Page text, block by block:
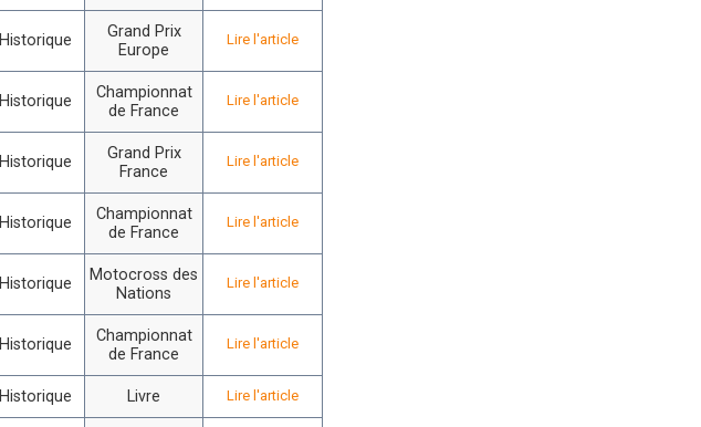
Historique
Grand Prix
Europe
Lire l'article
Historique
Championnat
de France
Lire l'article
Historique
Grand Prix
France
Lire l'article
Historique
Championnat
de France
Lire l'article
Historique
Motocross des
Nations
Lire l'article
Historique
Championnat
de France
Lire l'article
Historique Livre Lire l'article